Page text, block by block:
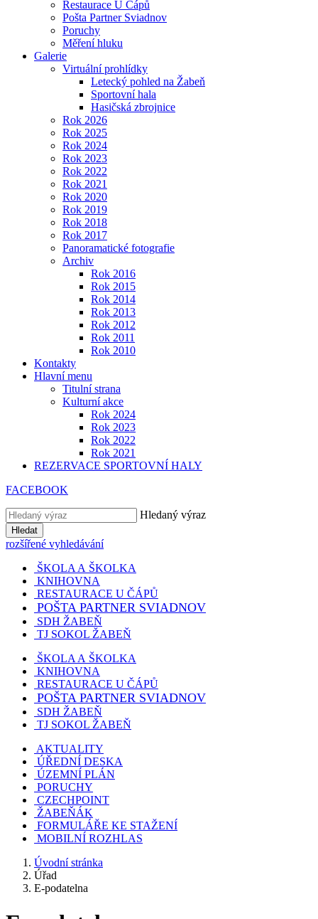
Restaurace U Čápů
Pošta Partner Sviadnov
Poruchy
Měření hluku
Galerie
Virtuální prohlídky
Letecký pohled na Žabeň
Sportovní hala
Hasičská zbrojnice
Rok 2026
Rok 2025
Rok 2024
Rok 2023
Rok 2022
Rok 2021
Rok 2020
Rok 2019
Rok 2018
Rok 2017
Panoramatické fotografie
Archiv
Rok 2016
Rok 2015
Rok 2014
Rok 2013
Rok 2012
Rok 2011
Rok 2010
Kontakty
Hlavní menu
Titulní strana
Kulturní akce
Rok 2024
Rok 2023
Rok 2022
Rok 2021
REZERVACE SPORTOVNÍ HALY
FACEBOOK
Hledaný výraz
Hledat
rozšířené vyhledávání
ŠKOLA A ŠKOLKA
KNIHOVNA
RESTAURACE U ČÁPŮ
POŠTA PARTNER SVIADNOV
SDH ŽABEŇ
TJ SOKOL ŽABEŇ
ŠKOLA A ŠKOLKA
KNIHOVNA
RESTAURACE U ČÁPŮ
POŠTA PARTNER SVIADNOV
SDH ŽABEŇ
TJ SOKOL ŽABEŇ
AKTUALITY
ÚŘEDNÍ DESKA
ÚZEMNÍ PLÁN
PORUCHY
CZECHPOINT
ŽABEŇÁK
FORMULÁŘE KE STAŽENÍ
MOBILNÍ ROZHLAS
Úvodní stránka
Úřad
E-podatelna